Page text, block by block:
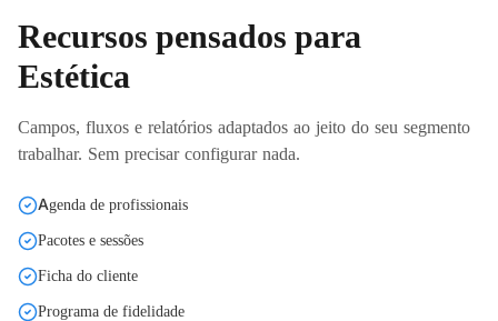
Recursos pensados para
Estética
Campos, fluxos e relatórios adaptados ao jeito do seu segmento
trabalhar. Sem precisar configurar nada.
Agenda de profissionais
Pacotes e sessões
Ficha do cliente
Programa de fidelidade